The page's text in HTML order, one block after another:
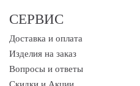
СЕРВИС
Доставка и оплата
Изделия на заказ
Вопросы и ответы